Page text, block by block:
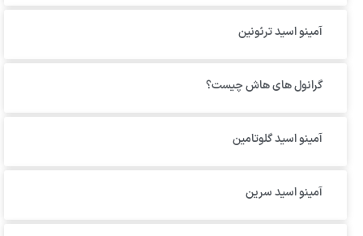
آمینو اسید ترئونین
گرانول های هاش چیست؟
آمینو اسید گلوتامین
آمینو اسید سرین